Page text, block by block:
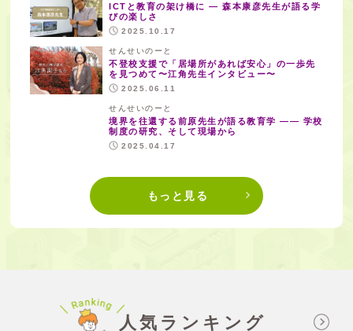
ICTと教育の架け橋に — 森本康彦先生が語る学
びの楽しさ
2025.10.17
せんせいのーと
不登校支援で「居場所があれば安心」の一歩先
を見つめて〜江角先生インタビュー〜
2025.06.11
せんせいのーと
境界を往還する前原先生が語る教育学 —— 学校
制度の研究、そして現場から
2025.04.17
もっと見る
人気ランキング